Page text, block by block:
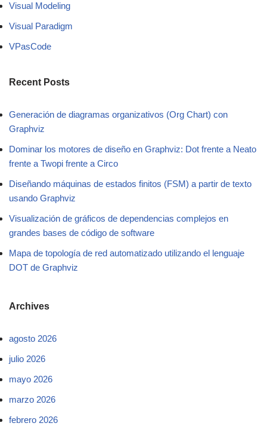
Visual Modeling
Visual Paradigm
VPasCode
Recent Posts
Generación de diagramas organizativos (Org Chart) con
Graphviz
Dominar los motores de diseño en Graphviz: Dot frente a Neato
frente a Twopi frente a Circo
Diseñando máquinas de estados finitos (FSM) a partir de texto
usando Graphviz
Visualización de gráficos de dependencias complejos en
grandes bases de código de software
Mapa de topología de red automatizado utilizando el lenguaje
DOT de Graphviz
Archives
agosto 2026
julio 2026
mayo 2026
marzo 2026
febrero 2026